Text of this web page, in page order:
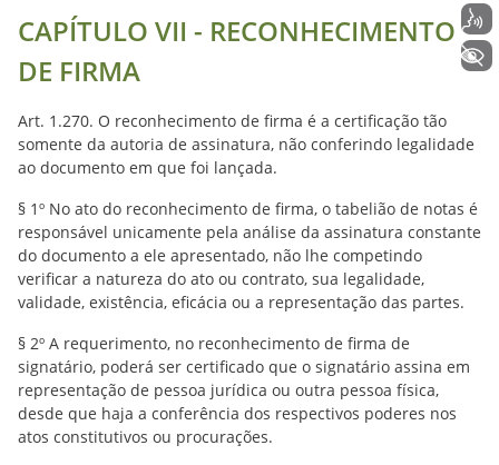
CAPÍTULO VII - RECONHECIMENTO
DE FIRMA
Art. 1.270. O reconhecimento de firma é a certificação tão
somente da autoria de assinatura, não conferindo legalidade
ao documento em que foi lançada.
§ 1º No ato do reconhecimento de firma, o tabelião de notas é
responsável unicamente pela análise da assinatura constante
do documento a ele apresentado, não lhe competindo
verificar a natureza do ato ou contrato, sua legalidade,
validade, existência, eficácia ou a representação das partes.
§ 2º A requerimento, no reconhecimento de firma de
signatário, poderá ser certificado que o signatário assina em
representação de pessoa jurídica ou outra pessoa física,
desde que haja a conferência dos respectivos poderes nos
atos constitutivos ou procurações.
Voz